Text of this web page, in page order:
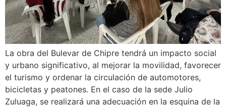
La obra del Bulevar de Chipre tendrá un impacto social
y urbano significativo, al mejorar la movilidad, favorecer
el turismo y ordenar la circulación de automotores,
bicicletas y peatones. En el caso de la sede Julio
Zuluaga, se realizará una adecuación en la esquina de la